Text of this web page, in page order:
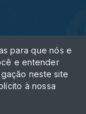
para que nós e
e entender
neste site
à nossa